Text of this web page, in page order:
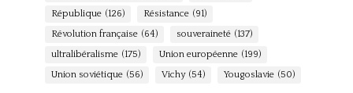
République (126) Résistance (91)
Révolution française (64) souveraineté (137)
ultralibéralisme (175) Union européenne (199)
Union soviétique (56) Vichy (54) Yougoslavie (50)